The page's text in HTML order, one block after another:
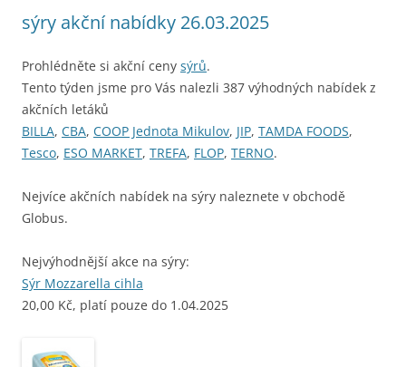
sýry akční nabídky 26.03.2025
Prohlédněte si akční ceny sýrů.
Tento týden jsme pro Vás nalezli 387 výhodných nabídek z
akčních letáků
BILLA, CBA, COOP Jednota Mikulov, JIP, TAMDA FOODS,
Tesco, ESO MARKET, TREFA, FLOP, TERNO.
Nejvíce akčních nabídek na sýry naleznete v obchodě
Globus.
Nejvýhodnější akce na sýry:
Sýr Mozzarella cihla
20,00 Kč, platí pouze do 1.04.2025